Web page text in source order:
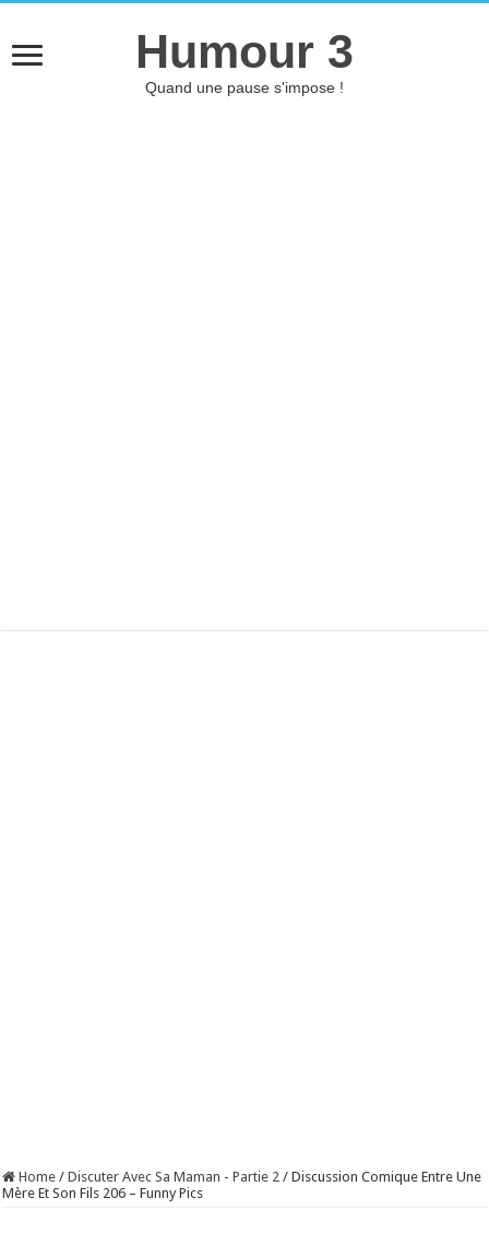
Humour 3
Quand une pause s'impose !
Home / Discuter Avec Sa Maman - Partie 2 / Discussion Comique Entre Une
Mère Et Son Fils 206 – Funny Pics